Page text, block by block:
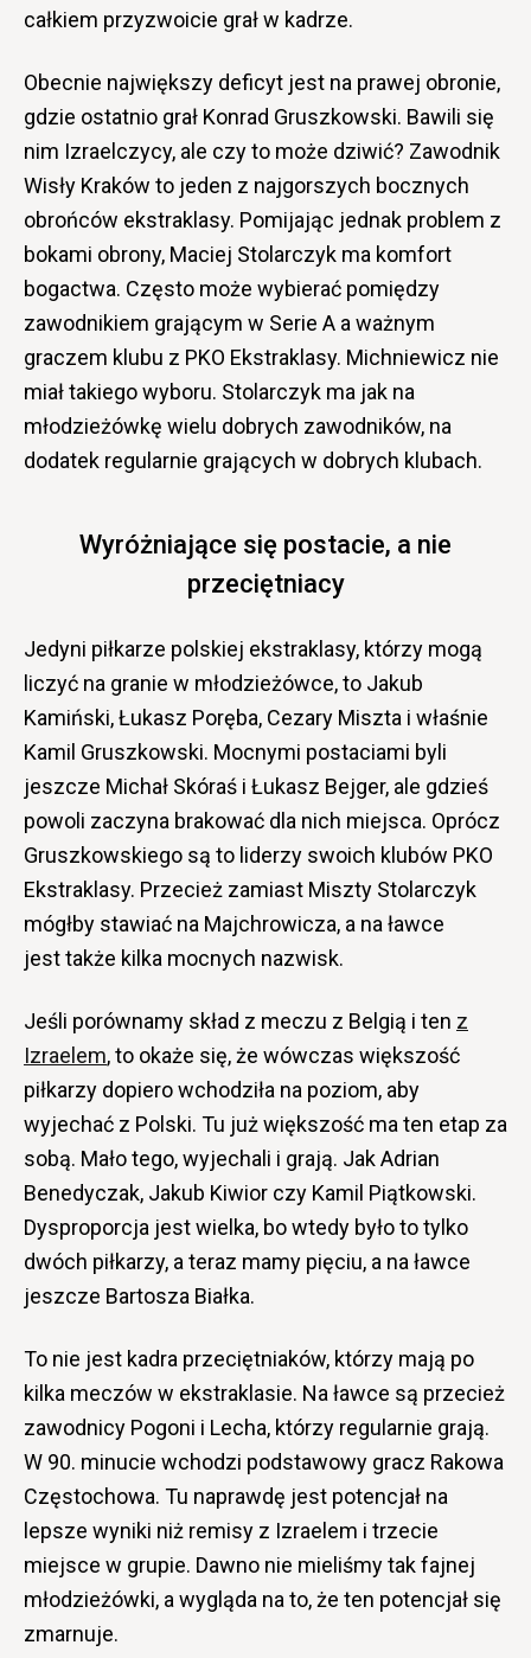
całkiem przyzwoicie grał w kadrze.
Obecnie największy deficyt jest na prawej obronie,
gdzie ostatnio grał Konrad Gruszkowski. Bawili się
nim Izraelczycy, ale czy to może dziwić? Zawodnik
Wisły Kraków to jeden z najgorszych bocznych
obrońców ekstraklasy. Pomijając jednak problem z
bokami obrony, Maciej Stolarczyk ma komfort
bogactwa. Często może wybierać pomiędzy
zawodnikiem grającym w Serie A a ważnym
graczem klubu z PKO Ekstraklasy. Michniewicz nie
miał takiego wyboru. Stolarczyk ma jak na
młodzieżówkę wielu dobrych zawodników, na
dodatek regularnie grających w dobrych klubach.
Wyróżniające się postacie, a nie
przeciętniacy
Jedyni piłkarze polskiej ekstraklasy, którzy mogą
liczyć na granie w młodzieżówce, to Jakub
Kamiński, Łukasz Poręba, Cezary Miszta i właśnie
Kamil Gruszkowski. Mocnymi postaciami byli
jeszcze Michał Skóraś i Łukasz Bejger, ale gdzieś
powoli zaczyna brakować dla nich miejsca. Oprócz
Gruszkowskiego są to liderzy swoich klubów PKO
Ekstraklasy. Przecież zamiast Miszty Stolarczyk
mógłby stawiać na Majchrowicza, a na ławce
jest także kilka mocnych nazwisk.
Jeśli porównamy skład z meczu z Belgią i ten z
Izraelem, to okaże się, że wówczas większość
piłkarzy dopiero wchodziła na poziom, aby
wyjechać z Polski. Tu już większość ma ten etap za
sobą. Mało tego, wyjechali i grają. Jak Adrian
Benedyczak, Jakub Kiwior czy Kamil Piątkowski.
Dysproporcja jest wielka, bo wtedy było to tylko
dwóch piłkarzy, a teraz mamy pięciu, a na ławce
jeszcze Bartosza Białka.
To nie jest kadra przeciętniaków, którzy mają po
kilka meczów w ekstraklasie. Na ławce są przecież
zawodnicy Pogoni i Lecha, którzy regularnie grają.
W 90. minucie wchodzi podstawowy gracz Rakowa
Częstochowa. Tu naprawdę jest potencjał na
lepsze wyniki niż remisy z Izraelem i trzecie
miejsce w grupie. Dawno nie mieliśmy tak fajnej
młodzieżówki, a wygląda na to, że ten potencjał się
zmarnuje.